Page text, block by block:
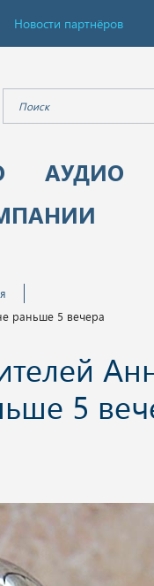
Новости партнёров
АУДИО
раньше 5 вечера
5